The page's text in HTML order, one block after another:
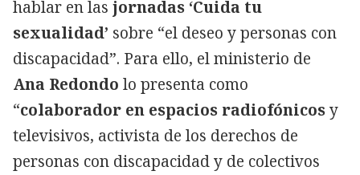
hablar en las jornadas ‘Cuida tu
sexualidad’ sobre “el deseo y personas con
discapacidad”. Para ello, el ministerio de
Ana Redondo lo presenta como
“colaborador en espacios radiofónicosy
televisivos, activista de los derechos de
personas con discapacidad y de colectivos